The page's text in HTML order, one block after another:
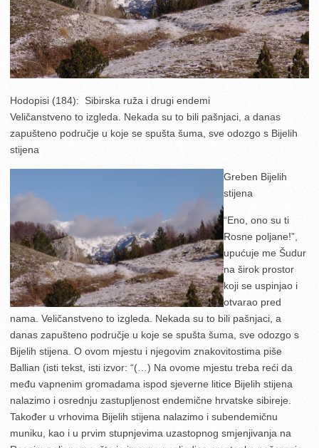
Hodopisi (184): Sibirska ruža i drugi endemi
Veličanstveno to izgleda. Nekada su to bili pašnjaci, a danas
zapušteno područje u koje se spušta šuma, sve odozgo s Bijelih
stijena
Greben Bijelih
stijena
“Eno, ono su ti
Rosne poljane!”,
upućuje me Šudur
na širok prostor
koji se uspinjao i
otvarao pred
nama. Veličanstveno to izgleda. Nekada su to bili pašnjaci, a
danas zapušteno područje u koje se spušta šuma, sve odozgo s
Bijelih stijena. O ovom mjestu i njegovim znakovitostima piše
Ballian (isti tekst, isti izvor: “(…) Na ovome mjestu treba reći da
među vapnenim gromadama ispod sjeverne litice Bijelih stijena
nalazimo i osrednju zastupljenost endemične hrvatske sibireje.
Također u vrhovima Bijelih stijena nalazimo i subendemičnu
muniku, kao i u prvim stupnjevima uzastopnog smjenjivanja na